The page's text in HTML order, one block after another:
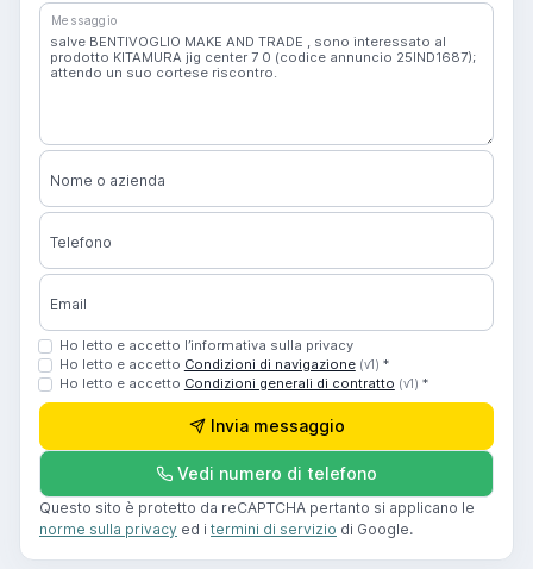
Messaggio
Nome o azienda
Telefono
Email
Ho letto e accetto l’informativa sulla privacy
Ho letto e accetto Condizioni di navigazione (v1) *
Ho letto e accetto Condizioni generali di contratto (v1) *
Invia messaggio
Vedi numero di telefono
Questo sito è protetto da reCAPTCHA pertanto si applicano le
norme sulla privacy ed i termini di servizio di Google.